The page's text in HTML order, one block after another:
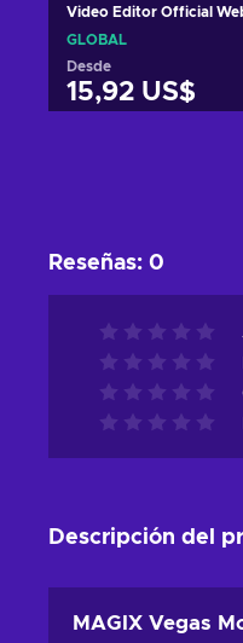
Video Editor Official
Key GLOBAL
GLOBAL
Desde
15,92 US$
Reseñas: 0
Descripción del
MAGIX Vegas